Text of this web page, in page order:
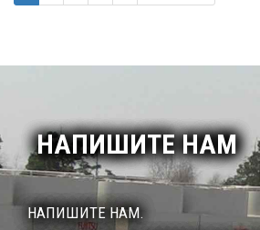
страница
страница
НАПИШИТЕ НАМ
НАПИШИТЕ НАМ.